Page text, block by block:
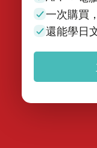
一次購買
還能學日